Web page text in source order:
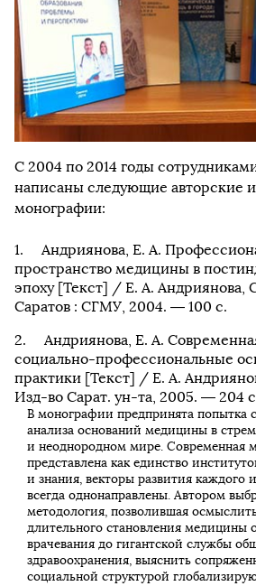
С 2004 по 2014 годы
написаны следующие авторские
монографии:
Андриянова, Е. А.
пространство медицины в
эпоху [Текст] / Е. А. Андриянова,
Саратов : СГМУ, 2004. — 100 с.
Андриянова, Е. А.
социально-профессиональные
практики [Текст] / Е. А.
Изд-во Сарат. ун-та, 2005. — 204
В монографии предпринята попытка
анализа оснований медицины в
и неоднородном мире. Современная
представлена как единство
и знания, векторы развития каждого
всегда однонаправлены. Автором
методология, позволившая
длительного становления медицины
врачевания до гигантской службы
здравоохранения, выяснить
социальной структурой